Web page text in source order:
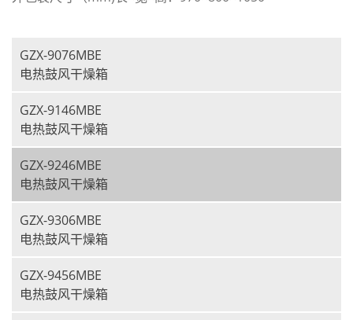
GZX-9076MBE
电热鼓风干燥箱
GZX-9146MBE
电热鼓风干燥箱
GZX-9246MBE
电热鼓风干燥箱
GZX-9306MBE
电热鼓风干燥箱
GZX-9456MBE
电热鼓风干燥箱